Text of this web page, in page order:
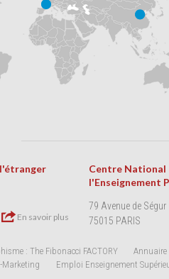
En savoir plus
Centre National
l'Enseignement
79 Avenue de Ségur
75015 PARIS
: The Fibonacci FACTORY
Annuaire
Marketing
Emploi Enseignement